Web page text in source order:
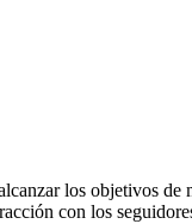
los objetivos de
con los